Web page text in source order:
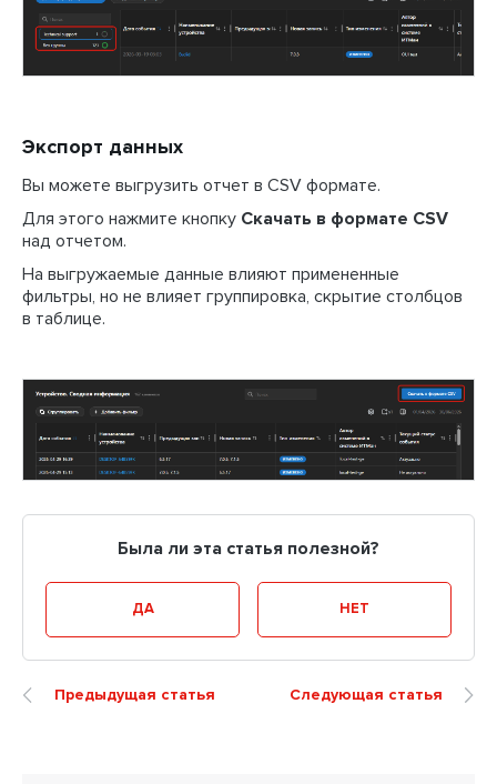
Экспорт данных
Вы можете выгрузить отчет в CSV формате.
Для этого нажмите кнопку Скачать в формате CSV
над отчетом.
На выгружаемые данные влияют примененные
фильтры, но не влияет группировка, скрытие столбцов
в таблице.
Была ли эта статья полезной?
ДА НЕТ
Предыдущая статья Следующая статья